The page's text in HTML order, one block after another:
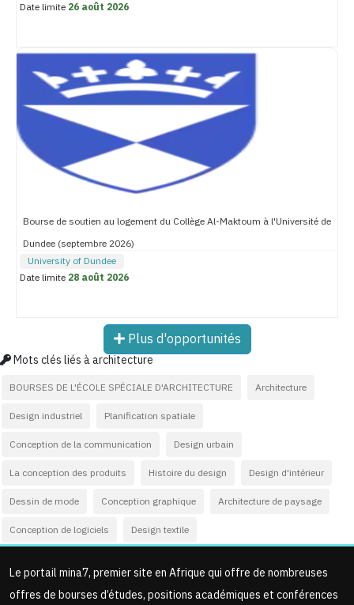
Date limite 26 août 2026
Bourse de soutien au logement du Collège Al-Maktoum à l'Université de
Dundee (septembre 2026)
University of Dundee
Date limite 28 août 2026
Plus d'opportunités
Mots clés liés à architecture
BOURSES DE L'ÉCOLE SPÉCIALE D'ARCHITECTURE
Architecture
Design industriel
Planification spatiale
Conception de la communication
Design urbain
La conception des produits
Histoire du design
Design d'intérieur
Dessin de mode
Conception graphique
Architecture de paysage
Conception de logiciels
Design textile
Le portail mina7, premier site en Afrique qui offre de nombreuses
offres de bourses d’études, positions académiques et conférences